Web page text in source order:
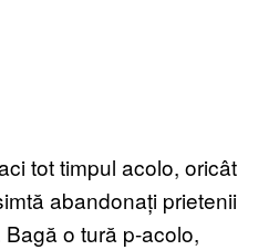
tot timpul acolo, oricât
abandonați prietenii
o tură p-acolo,